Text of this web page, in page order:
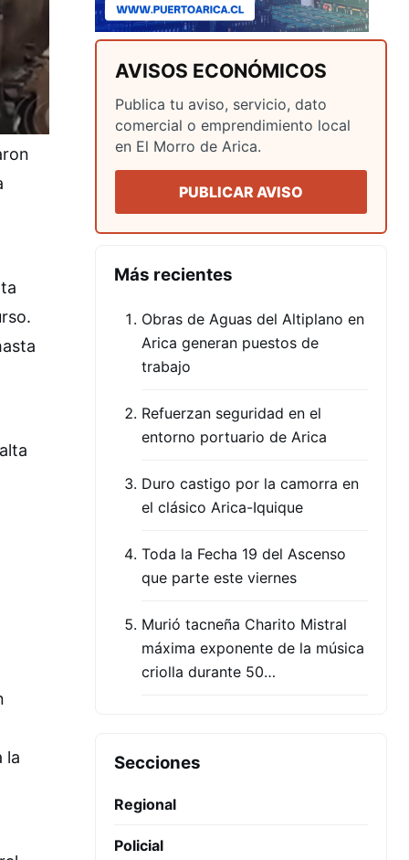
la
AVISOS ECONÓMICOS
Publica tu aviso, servicio, dato
comercial o emprendimiento local
en El Morro de Arica.
PUBLICAR AVISO
Más recientes
Obras de Aguas del Altiplano en
Arica generan puestos de
trabajo
Refuerzan seguridad en el
entorno portuario de Arica
Duro castigo por la camorra en
el clásico Arica-Iquique
Toda la Fecha 19 del Ascenso
que parte este viernes
Murió tacneña Charito Mistral
máxima exponente de la música
criolla durante 50…
Secciones
Regional
Policial